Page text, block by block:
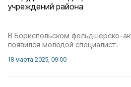
учреждений района
В Бориспольском фельдшерско-
появился молодой специалист.
18 марта 2025, 09:00